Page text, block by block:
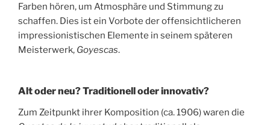
Farben hören, um Atmosphäre und Stimmung zu
schaffen. Dies ist ein Vorbote der offensichtlicheren
impressionistischen Elemente in seinem späteren
Meisterwerk, Goyescas.
Alt oder neu? Traditionell oder innovativ?
Zum Zeitpunkt ihrer Komposition (ca. 1906) waren die